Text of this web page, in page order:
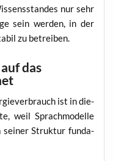
nur sehr
sein wer­den, in der
zu betreiben.
das
ist in die­
weil Sprach­mo­del­le
sei­ner Struk­tur fun­da­